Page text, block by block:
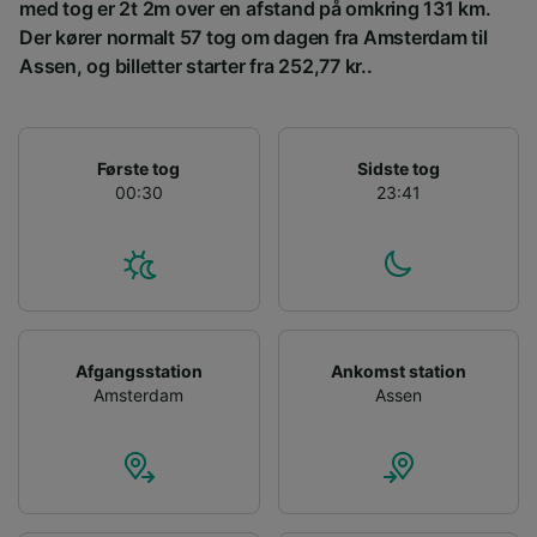
med tog er 2t 2m over en afstand på omkring 131 km.
Der kører normalt 57 tog om dagen fra Amsterdam til
Assen, og billetter starter fra 252,77 kr..
Første tog
00:30
Sidste tog
23:41
Afgangsstation
Amsterdam
Ankomst station
Assen
målgruppeundersøgelser og udvikling af
tjenester.